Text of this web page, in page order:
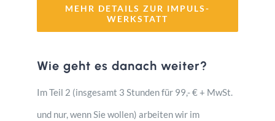
MEHR DETAILS ZUR IMPULS-
WERKSTATT
Wie geht es danach weiter?
Im Teil 2 (insgesamt 3 Stunden für 99,- € + MwSt.
und nur, wenn Sie wollen) arbeiten wir im